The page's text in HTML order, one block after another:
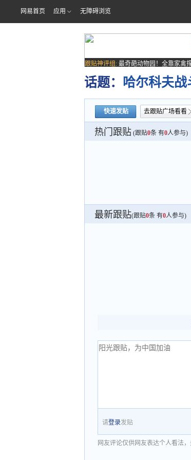
网易首页 应用 无障碍浏览
跟贴神评组: 最奇葩动物园！全靠家禽
场子
话题： 哈尔科夫战
快速发贴 去跟贴广场看看
热门跟贴 (跟贴0条 有0人参与)
最新跟贴(跟贴0条 有0人参与)
请登录发贴
网友评论仅供网友表达个人看法